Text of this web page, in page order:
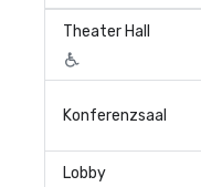
Theater Hall
Konferenzsaal
Lobby